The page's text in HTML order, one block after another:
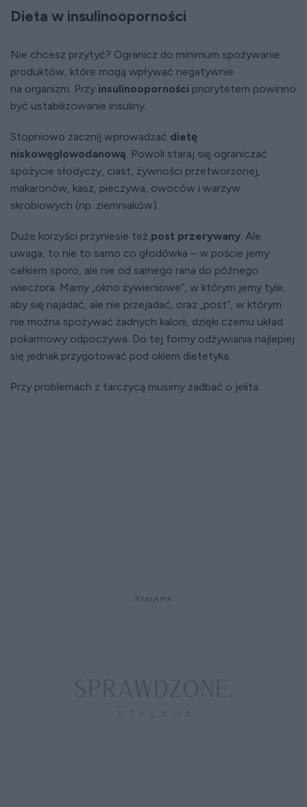
Dieta w insulinooporności
Nie chcesz przytyć? Ogranicz do minimum spożywanie
produktów, które mogą wpływać negatywnie
na organizm. Przy insulinooporności priorytetem powinno
być ustabilizowanie insuliny.
Stopniowo zacznij wprowadzać dietę
niskowęglowodanową. Powoli staraj się ograniczać
spożycie słodyczy, ciast, żywności przetworzonej,
makaronów, kasz, pieczywa, owoców i warzyw
skrobiowych (np. ziemniaków).
Duże korzyści przyniesie też post przerywany. Ale
uwaga, to nie to samo co głodówka – w poście jemy
całkiem sporo, ale nie od samego rana do późnego
wieczora. Mamy „okno żywieniowe”, w którym jemy tyle,
aby się najadać, ale nie przejadać, oraz „post”, w którym
nie można spożywać żadnych kalorii, dzięki czemu układ
pokarmowy odpoczywa. Do tej formy odżywiania najlepiej
się jednak przygotować pod okiem dietetyka.
Przy problemach z tarczycą musimy zadbać o jelita: